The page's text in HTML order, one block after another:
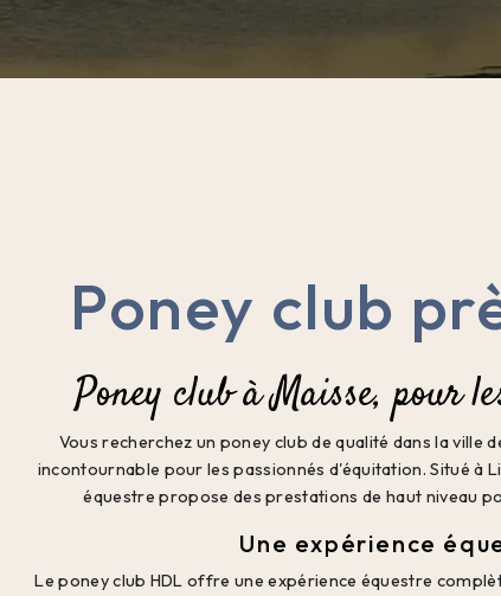
Poney club
Poney club à Maisse, pour
Vous recherchez un poney club de qualité dans la ville
incontournable pour les passionnés d'équitation. Situé à
équestre propose des prestations de haut niveau
Une expérience
Le poney club HDL offre une expérience équestre